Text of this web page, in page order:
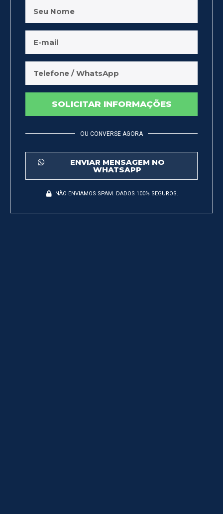
SOLICITAR INFORMAÇÕES
OU CONVERSE AGORA
ENVIAR MENSAGEM NO
WHATSAPP
NÃO ENVIAMOS SPAM. DADOS 100% SEGUROS.